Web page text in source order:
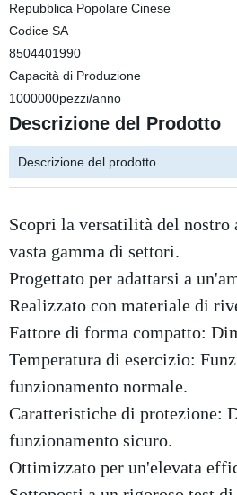
Repubblica Popolare Cinese
Codice SA
8504401990
Capacità di Produzione
1000000pezzi/anno
Descrizione del Prodotto
Descrizione del prodotto
Scopri la versatilità del nostro
vasta gamma di settori.
Progettato per adattarsi a
Realizzato con materiale di
Fattore di forma compatto:
Temperatura di esercizio:
funzionamento normale.
Caratteristiche di protezione:
funzionamento sicuro.
Ottimizzato per un'elevata